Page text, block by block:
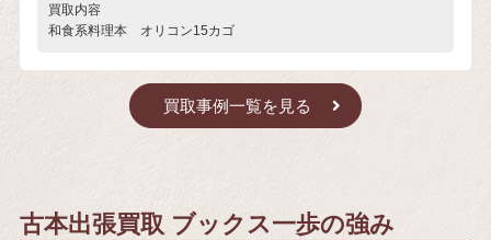
買取内容
和食系料理本 オリコン15カゴ
買取事例一覧を見る
古本出張買取 ブックス一歩の強み